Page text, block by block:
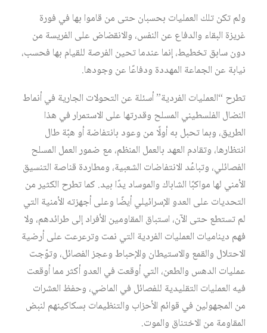
ولم تكن تلك العملیات بحسبان حتى من قاموا بھا في فورة
غریزة البقاء والدفاع عن النفس، والانقضاض على الفریسة من
دون سابق تخطیط، إنما عندما تحین الفرصة للقیام بھا فحسب،
نیابة عن الجماعة المھددة ودفاعًا عن وجودھا.
تطرح “العمليات الفردية” أسئلة عن التحولات الجاریة في أنماط
النضال الفلسطیني المسلح وقدرتھا على الاستمرار في ھذا
الطریق، وبما تحبل به أولًا من وعود بانتفاضة أو ھبّة طال
انتظارھا، وتقادم العھد بالعمل المنظم، مع ضمور العمل المسلح
الفصائلي، وتباعُد الانتفاضات الشعبیة، ومطاردة قناصة التنسیق
الأمني لھا مواكبًا الشاباك والموساد یدًا بید. كما تطرح الكثیر من
التحدیات على العدو الإسرائیلي أیضًا وعلى أجھزته الأمنیة التي
لم تستطع حتى الآن، استباق المقاومين الأفراد إلى طرائدھم، ولا
فھم دینامیات العملیات الفردیة التي نمت وترعرعت على أرضیة
الاحتلال والقمع والاستیطان والإحباط وعجز الفصائل، وتوّجت
عملیات الدھس والطعن، التي أوقعت في العدو أكثر مما أوقعت
فيه العملیات التقلیدیة للفصائل في الماضي، وحفظ العشرات
من المجھولین في قوائم الأحزاب والتنظیمات بسكاكینھم لنبض
المقاومة من الاختناق والموت.